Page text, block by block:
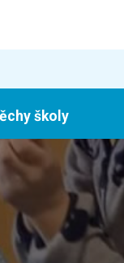
školy